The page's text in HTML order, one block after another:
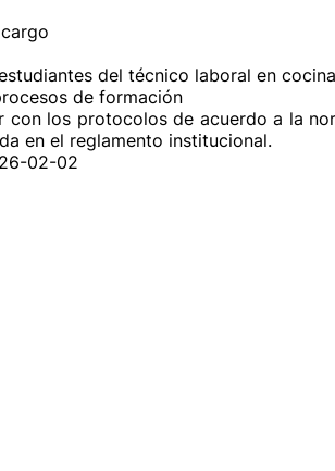
del técnico laboral en cocina
de formación
con los protocolos de acuerdo a la
en el reglamento institucional.
02-02